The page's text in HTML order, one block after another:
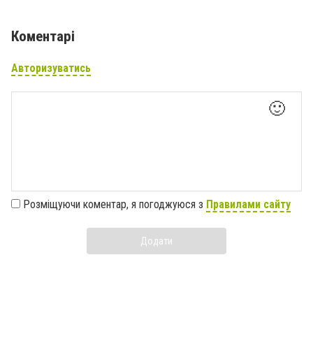
Коментарі
Авторизуватись
🙂
Розміщуючи коментар, я погоджуюся з Правилами сайту
Додати